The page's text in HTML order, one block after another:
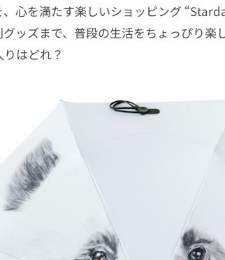
心を満たす楽しいショッピング
ッズまで、普段の生活をちょっぴり楽
はどれ？